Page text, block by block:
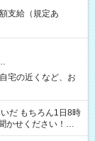
支給（規定あ
宅の近くなど、お
だ もちろん1日8時
かせください！★
ご相談ください。